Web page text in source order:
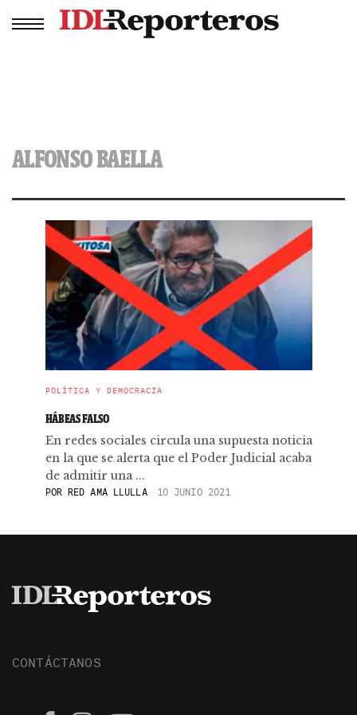
ALFONSO BAELLA
POLÍTICA Y DEMOCRACIA
HÁBEAS FALSO
En redes sociales circula una supuesta noticia
en la que se alerta que el Poder Judicial acaba
de admitir una ...
PORRED AMA LLULLA 10 JUNIO 2021
CONTÁCTANOS